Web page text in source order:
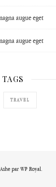
augue eget
augue eget
TAGS
TRAVEL
parWP Royal.